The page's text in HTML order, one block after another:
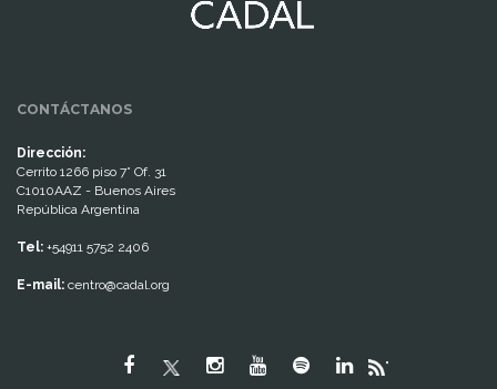
CONTÁCTANOS
Dirección:
Cerrito 1266 piso 7° Of. 31
C1010AAZ - Buenos Aires
República Argentina
Tel: +54911 5752 2406
E-mail: centro@cadal.org
"